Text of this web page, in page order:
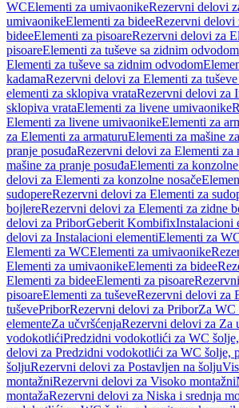
WCElementi za umivaonikeRezervni delovi
umivaonikeElementi za bideeRezervni delovi
bideeElementi za pisoareRezervni delovi za
pisoareElementi za tuševe sa zidnim odvodom
Elementi za tuševe sa zidnim odvodom
kadamaRezervni delovi za Elementi za tuševe
elementi za sklopiva vrataRezervni delovi za
sklopiva vrataElementi za livene umivaonike
Elementi za livene umivaonikeElementi za
za Elementi za armaturuElementi za mašine
pranje posuđaRezervni delovi za Elementi za
mašine za pranje posuđaElementi za
delovi za Elementi za konzolne nosače
sudopereRezervni delovi za Elementi za
bojlereRezervni delovi za Elementi za zidne
delovi za PriborGeberit KombifixInstalacioni
delovi za Instalacioni elementiElementi za
Elementi za WCElementi za umivaonike
Elementi za umivaonikeElementi za bidee
Elementi za bideeElementi za pisoare
pisoareElementi za tuševeRezervni delovi za
tuševePriborRezervni delovi za PriborZa WC
elementeZa učvršćenjaRezervni delovi za Za
vodokotlićiPredzidni vodokotlići za WC
delovi za Predzidni vodokotlići za WC šolje,
šoljuRezervni delovi za Postavljen na šolju
montažniRezervni delovi za Visoko montažni
montažaRezervni delovi za Niska i srednja